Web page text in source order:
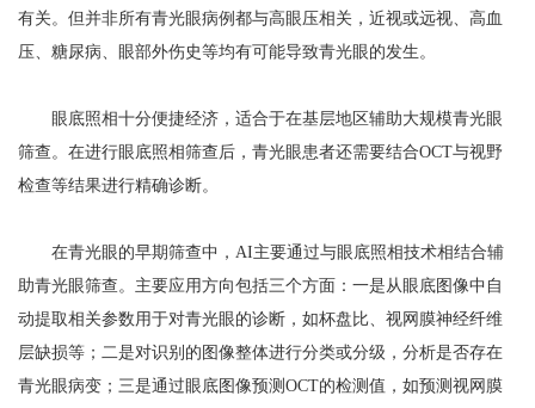
有关。但并非所有青光眼病例都与高眼压相关，近视或远视、高血
压、糖尿病、眼部外伤史等均有可能导致青光眼的发生。
眼底照相十分便捷经济，适合于在基层地区辅助大规模青光眼
筛查。在进行眼底照相筛查后，青光眼患者还需要结合OCT与视野
检查等结果进行精确诊断。
在青光眼的早期筛查中，AI主要通过与眼底照相技术相结合辅
助青光眼筛查。主要应用方向包括三个方面：一是从眼底图像中自
动提取相关参数用于对青光眼的诊断，如杯盘比、视网膜神经纤维
层缺损等；二是对识别的图像整体进行分类或分级，分析是否存在
青光眼病变；三是通过眼底图像预测OCT的检测值，如预测视网膜